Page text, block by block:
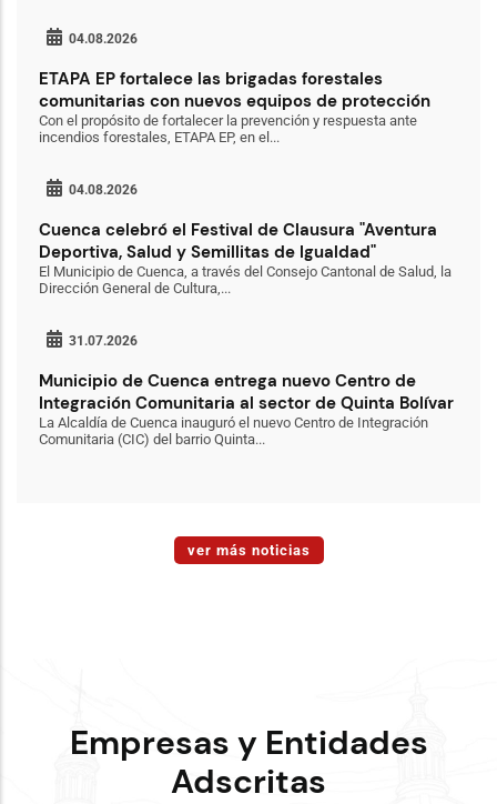
04.08.2026
ETAPA EP fortalece las brigadas forestales
comunitarias con nuevos equipos de protección
Con el propósito de fortalecer la prevención y respuesta ante
incendios forestales, ETAPA EP, en el...
04.08.2026
Cuenca celebró el Festival de Clausura "Aventura
Deportiva, Salud y Semillitas de Igualdad"
El Municipio de Cuenca, a través del Consejo Cantonal de Salud, la
Dirección General de Cultura,...
31.07.2026
Municipio de Cuenca entrega nuevo Centro de
Integración Comunitaria al sector de Quinta Bolívar
La Alcaldía de Cuenca inauguró el nuevo Centro de Integración
Comunitaria (CIC) del barrio Quinta...
ver más noticias
Empresas y Entidades
Adscritas